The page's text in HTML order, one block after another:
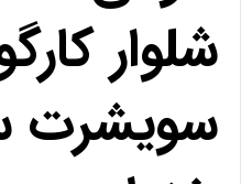
شلوار
سویشرت